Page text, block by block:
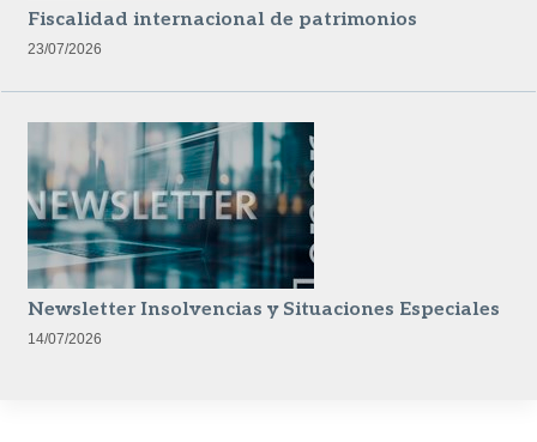
Fiscalidad internacional de patrimonios
23/07/2026
Newsletter Insolvencias y Situaciones Especiales
14/07/2026